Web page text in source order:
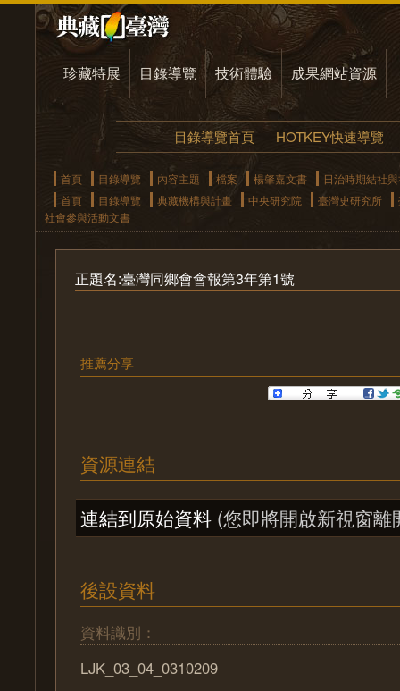
珍藏特展 目錄導覽 技術體驗 成果網站資源
目錄導覽首頁 HOTKEY快速導覽
首頁 目錄導覽 內容主題 檔案 楊肇嘉文書
日治時期結社
首頁
目錄導覽 典藏機構與計畫 中央研究院 臺灣史研究所
社會參與活動文書
正題名:臺灣同鄉會會報第3年第1號
推薦分享
資源連結
連結到原始資料 (您即將開啟新視窗離
後設資料
資料識別：
LJK_03_04_0310209